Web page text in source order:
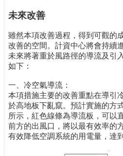
未來改善
雖然本項改善過程，得到可觀的
改善的空間。計資中心將會持續
未來將著重於風路徑的導流及引
如下：
一、冷空氣導流：
本項措施主要的改善重點在導引
於高地板下亂竄。預計實施的方
所示，紅色線條為導流板，可以
前方的出風口，將以最有效率的
有效降低空調系統的用電量，達